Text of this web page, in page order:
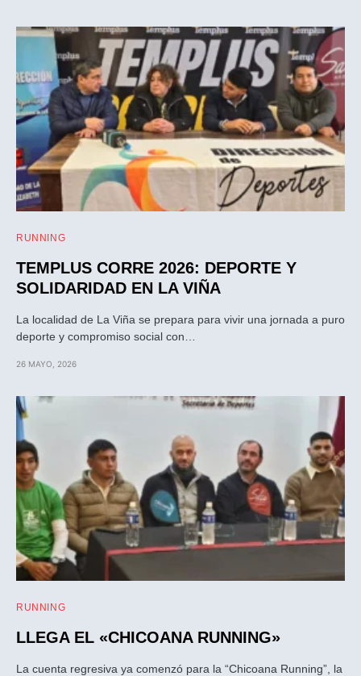
RUNNING
TEMPLUS CORRE 2026: DEPORTE Y
SOLIDARIDAD EN LA VIÑA
La localidad de La Viña se prepara para vivir una jornada a puro
deporte y compromiso social con…
26 MAYO, 2026
RUNNING
LLEGA EL «CHICOANA RUNNING»
La cuenta regresiva ya comenzó para la “Chicoana Running”, la